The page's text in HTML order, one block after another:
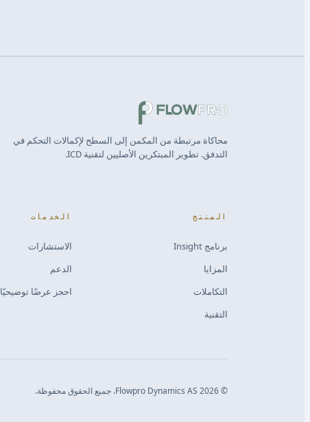
محاكاة مرتبطة من المكمن إلى السطح لإكمالات التحكم في
التدفق. تطوير المبتكرين الأصليين لتقنية ICD.
المنتج
برنامج Insight
المزايا
التكاملات
التقنية
الخدمات
الاستشارات
الدعم
احجز عرضًا توضيحيًا
©
2026 جميع الحقوق محفوظة.